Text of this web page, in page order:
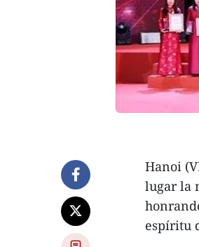
Hanoi
lugar la
espíritu